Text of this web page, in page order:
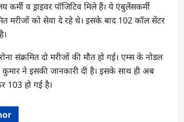
कर्मी व ड्राइवर पॉजिटिव मिले हैं। ये एंबुलेंसकर्मी
मरीजों को सेवा दे रहे थे। इसके बाद 102 कॉल सेंटर
संक्रमित दो मरीजों की मौत हो गई। एम्स के नोडल
कुमार ने इसकी जानकारी दी है। इसके साथ ही अब
103 हो गई है।